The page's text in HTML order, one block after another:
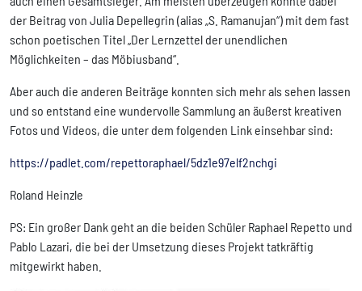
der Beitrag von Julia Depellegrin (alias „S. Ramanujan“) mit dem fast
schon poetischen Titel „Der Lernzettel der unendlichen
Möglichkeiten – das Möbiusband“.
Aber auch die anderen Beiträge konnten sich mehr als sehen lassen
und so entstand eine wundervolle Sammlung an äußerst kreativen
Fotos und Videos, die unter dem folgenden Link einsehbar sind:
https://padlet.com/repettoraphael/5dz1e97elf2nchgi
Roland Heinzle
PS: Ein großer Dank geht an die beiden Schüler Raphael Repetto und
Pablo Lazari, die bei der Umsetzung dieses Projekt tatkräftig
mitgewirkt haben.